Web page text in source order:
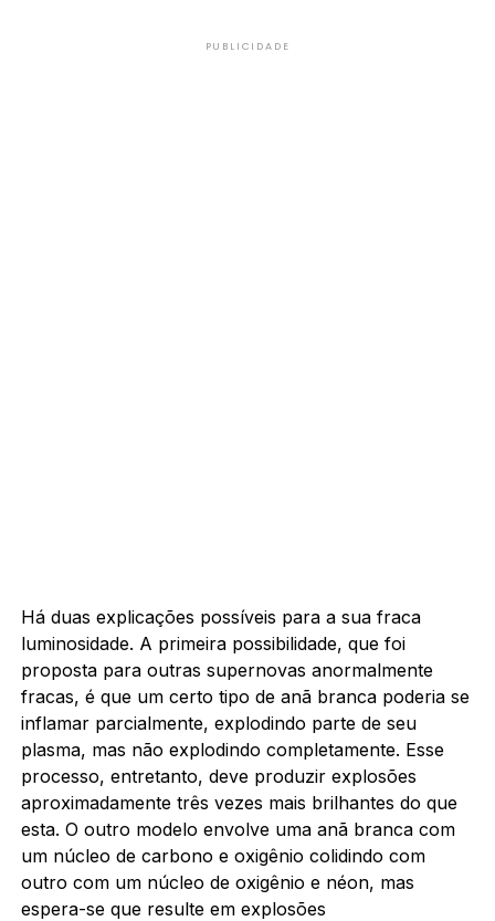
PUBLICIDADE
Há duas explicações possíveis para a sua fraca
luminosidade. A primeira possibilidade, que foi
proposta para outras supernovas anormalmente
fracas, é que um certo tipo de anã branca poderia se
inflamar parcialmente, explodindo parte de seu
plasma, mas não explodindo completamente. Esse
processo, entretanto, deve produzir explosões
aproximadamente três vezes mais brilhantes do que
esta. O outro modelo envolve uma anã branca com
um núcleo de carbono e oxigênio colidindo com
outro com um núcleo de oxigênio e néon, mas
espera-se que resulte em explosões